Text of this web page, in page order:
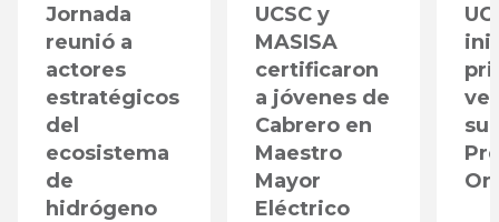
Jornada
reunió a
actores
estratégicos
del
ecosistema
de
hidrógeno
UCSC y
MASISA
certificaron
a jóvenes de
Cabrero en
Maestro
Mayor
Eléctrico
su